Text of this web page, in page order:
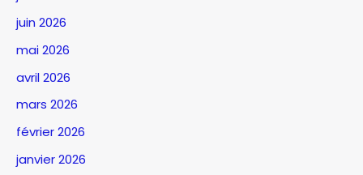
juin 2026
mai 2026
avril 2026
mars 2026
février 2026
janvier 2026